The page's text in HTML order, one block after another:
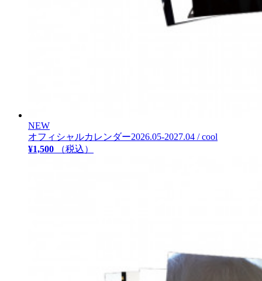
NEW
オフィシャルカレンダー2026.05-2027.04 / cool
¥1,500
（税込）